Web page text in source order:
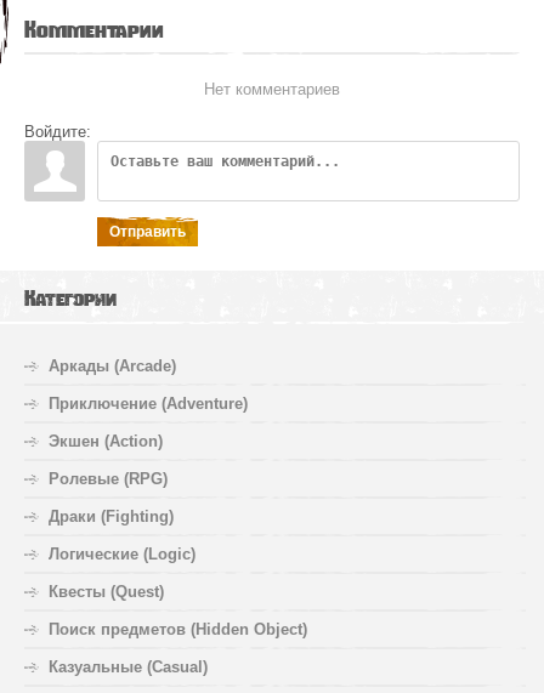
Комментарии
Нет комментариев
Войдите:
Отправить
Категории
Аркады (Arcade)
Приключение (Adventure)
Экшен (Action)
Ролевые (RPG)
Драки (Fighting)
Логические (Logic)
Квесты (Quest)
Поиск предметов (Hidden Object)
Казуальные (Casual)